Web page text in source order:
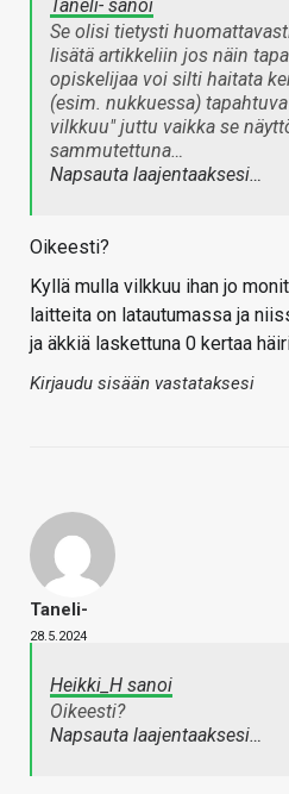
Taneli- sanoi
Se olisi tietysti
lisätä artikkeliin jos näin
opiskelijaa voi silti haitata
(esim. nukkuessa) tapahtuva
vilkkuu" juttu vaikka se
sammutettuna…
Napsauta laajentaaksesi…
Oikeesti?
Kyllä mulla vilkkuu ihan jo
laitteita on latautumassa ja
ja äkkiä laskettuna 0 kertaa
Kirjaudu sisään vastataksesi
Taneli-
28.5.2024
Heikki_H sanoi
Oikeesti?
Napsauta laajentaaksesi…